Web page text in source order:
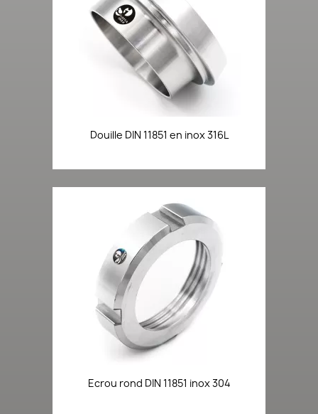
Douille DIN 11851 en inox 316L
Ecrou rond DIN 11851 inox 304